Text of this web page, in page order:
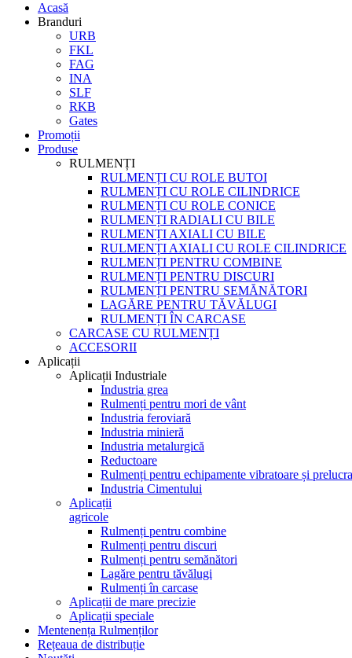
Acasă
Branduri
URB
FKL
FAG
INA
SLF
RKB
Gates
Promoții
Produse
RULMENȚI
RULMENȚI CU ROLE BUTOI
RULMENȚI CU ROLE CILINDRICE
RULMENȚI CU ROLE CONICE
RULMENȚI RADIALI CU BILE
RULMENȚI AXIALI CU BILE
RULMENȚI AXIALI CU ROLE CILINDRICE
RULMENȚI PENTRU COMBINE
RULMENȚI PENTRU DISCURI
RULMENȚI PENTRU SEMĂNĂTORI
LAGĂRE PENTRU TĂVĂLUGI
RULMENȚI ÎN CARCASE
CARCASE CU RULMENȚI
ACCESORII
Aplicații
Aplicații Industriale
Industria grea
Rulmenți pentru mori de vânt
Industria feroviară
Industria minieră
Industria metalurgică
Reductoare
Rulmenți pentru echipamente vibratoare și
Industria Cimentului
Aplicații
agricole
Rulmenți pentru combine
Rulmenți pentru discuri
Rulmenți pentru semănători
Lagăre pentru tăvălugi
Rulmenți în carcase
Aplicații de mare precizie
Aplicații speciale
Mentenența Rulmenților
Rețeaua de distribuție